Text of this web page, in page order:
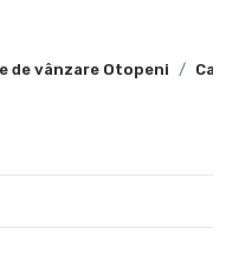
de vânzare Otopeni
de 25cm;
in bai+calorifere